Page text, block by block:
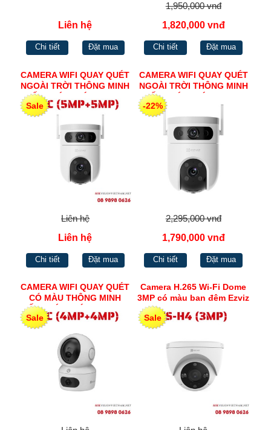
Liên hệ
Chi tiết Đặt mua
1,950,000 vnđ
1,820,000 vnđ
Chi tiết Đặt mua
CAMERA WIFI QUAY QUÉT
NGOÀI TRỜI THÔNG MINH
ỐNG KÍNH KÉP H.265
EZVIZ H9C (5MP+5MP)
Sale
Liên hệ
Liên hệ
Chi tiết Đặt mua
CAMERA WIFI QUAY QUÉT
NGOÀI TRỜI THÔNG MINH
ỐNG KÍNH KÉP H.265
EZVIZ H9C (3MP+3MP)
-22%
2,295,000 vnđ
1,790,000 vnđ
Chi tiết Đặt mua
CAMERA WIFI QUAY QUÉT
CÓ MÀU THÔNG MINH
ỐNG KÍNH KÉP TRONG
NHÀ EZVIZ H7C
Sale
Camera H.265 Wi-Fi Dome
3MP có màu ban đêm Ezviz
CS-H4 (3MP)
Sale